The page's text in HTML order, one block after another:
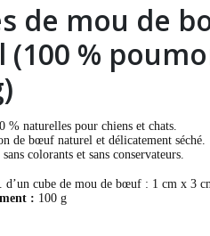
de mou de
(100 %
% naturelles pour chiens et chats.
de bœuf naturel et délicatement séché.
sans colorants et sans conservateurs.
d’un cube de mou de bœuf : 1 cm x 3
: 100 g